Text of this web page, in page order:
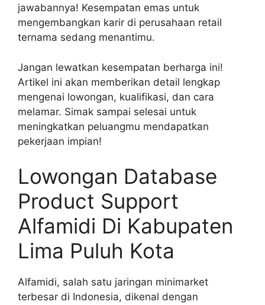
jawabannya! Kesempatan emas untuk
mengembangkan karir di perusahaan retail
ternama sedang menantimu.
Jangan lewatkan kesempatan berharga ini!
Artikel ini akan memberikan detail lengkap
mengenai lowongan, kualifikasi, dan cara
melamar. Simak sampai selesai untuk
meningkatkan peluangmu mendapatkan
pekerjaan impian!
Lowongan Database
Product Support
Alfamidi Di Kabupaten
Lima Puluh Kota
Alfamidi, salah satu jaringan minimarket
terbesar di Indonesia, dikenal dengan